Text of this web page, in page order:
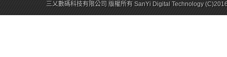
三乂數碼科技有限公司 版權所有 SanYi Digital Technology